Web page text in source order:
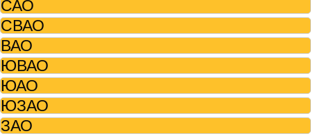
САО
СВАО
ВАО
ЮВАО
ЮАО
ЮЗАО
ЗАО